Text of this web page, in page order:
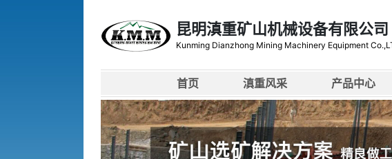
昆明滇重矿山机械设备有限公司
Kunming Dianzhong Mining Machinery Equipment
首页 滇重风采 产品中心